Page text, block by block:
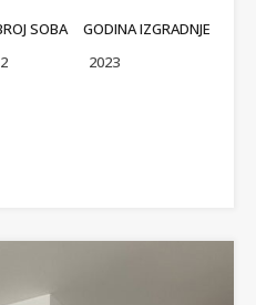
SOBA
2
GODINA IZGRADNJE
2023